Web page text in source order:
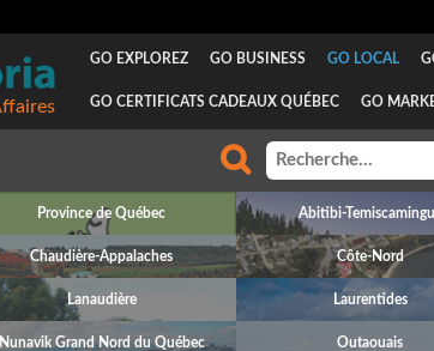
Affaires
GO EXPLOREZ GO BUSINESS GO LOCAL
GO CERTIFICATS CADEAUX QUÉBEC GO
Province de Québec Abitibi-
Chaudière-Appalaches Côte-Nord
Lanaudière Laurentides
Nunavik Grand Nord du Québec Outaouais